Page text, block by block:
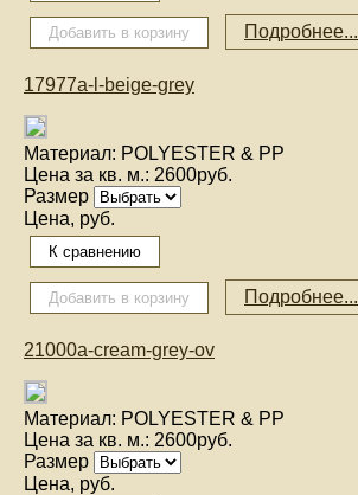
Подробнее...
17977a-l-beige-grey
Материал: POLYESTER & PP
Цена за кв. м.: 2600руб.
Размер
Цена, руб.
Подробнее...
21000a-cream-grey-ov
Материал: POLYESTER & PP
Цена за кв. м.: 2600руб.
Размер
Цена, руб.